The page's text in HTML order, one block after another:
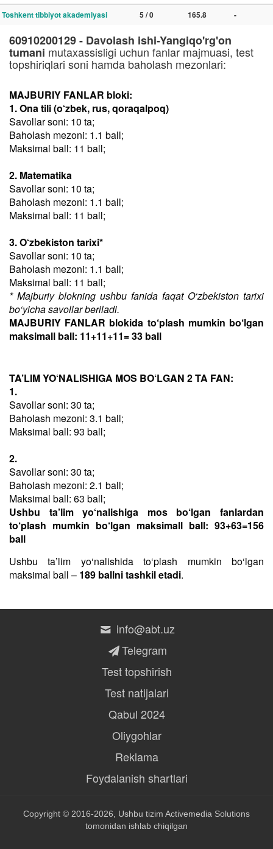
Toshkent tibbiyot akademiyasi 5 / 0 165.8 -
60910200129 - Davolash ishi-Yangiqo'rg'on
tumani mutaxassisligi uchun fanlar majmuasi, test
topshiriqlari soni hamda baholash mezonlari:
MAJBURIY FANLAR bloki:
1. Ona tili (o‘zbek, rus, qoraqalpoq)
Savollar soni: 10 ta;
Baholash mezoni: 1.1 ball;
Maksimal ball: 11 ball;
2. Matematika
Savollar soni: 10 ta;
Baholash mezoni: 1.1 ball;
Maksimal ball: 11 ball;
3. O‘zbekiston tarixi*
Savollar soni: 10 ta;
Baholash mezoni: 1.1 ball;
Maksimal ball: 11 ball;
* Majburiy blokning ushbu fanida faqat O‘zbekiston tarixi
bo‘yicha savollar beriladi.
MAJBURIY FANLAR blokida to‘plash mumkin bo‘lgan
maksimall ball: 11+11+11= 33 ball
TA’LIM YO‘NALISHIGA MOS BO‘LGAN 2 TA FAN:
1.
Savollar soni: 30 ta;
Baholash mezoni: 3.1 ball;
Maksimal ball: 93 ball;
2.
Savollar soni: 30 ta;
Baholash mezoni: 2.1 ball;
Maksimal ball: 63 ball;
Ushbu ta’lim yo‘nalishiga mos bo‘lgan fanlardan
to‘plash mumkin bo‘lgan maksimall ball: 93+63=156
ball
Ushbu taʼlim yo‘nalishida to‘plash mumkin bo‘lgan
maksimal ball – 189 ballni tashkil etadi.
info@abt.uz
Telegram
Test topshirish
Test natijalari
Qabul 2024
Oliygohlar
Reklama
Foydalanish shartlari
Copyright © 2016-2026, Ushbu tizim Activemedia Solutions
tomonidan ishlab chiqilgan